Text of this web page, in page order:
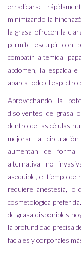
erradicarse
minimizando la
la grasa ofrecen la
permite esculpir con
combatir la temida
abdomen, la espalda
abarca todo el
Aprovechando la
disolventes de grasa
dentro de las células
mejorar la
aumentan de forma
alternativa no
asequible, el tiempo
requiere anestesia, lo
cosmetológica
de grasa disponibles
la profundidad precisa
faciales y corporales